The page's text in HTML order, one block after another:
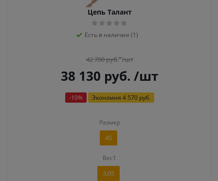
Цепь Талант
Есть в наличии (1)
42 700руб. /шт
38 130 руб. /шт
-10% Экономия 4 570 руб.
Размер
45
Вес1
3,05